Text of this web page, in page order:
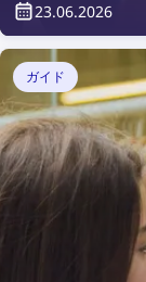
のように確認す
審査プラットフ
す。
23.06.2026
ガイド